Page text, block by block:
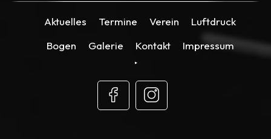
Aktuelles Termine Verein
Luftdruck
Bogen
Galerie Kontakt Impressum